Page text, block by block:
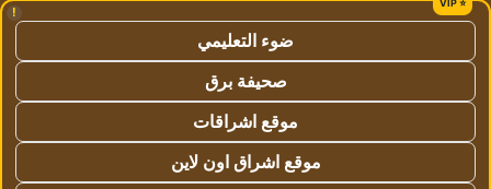
!
ضوء التعليمي
صحيفة برق
موقع اشراقات
موقع اشراق اون لاين